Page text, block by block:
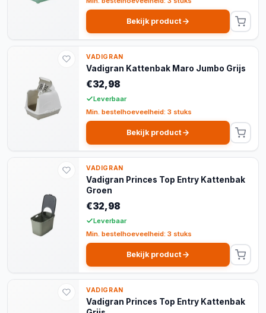
Bekijk product
VADIGRAN
Vadigran Kattenbak Maro Jumbo Grijs
€32,98
Leverbaar
Min. bestelhoeveelheid: 3 stuks
Bekijk product
VADIGRAN
Vadigran Princes Top Entry Kattenbak
Groen
€32,98
Leverbaar
Min. bestelhoeveelheid: 3 stuks
Bekijk product
VADIGRAN
Vadigran Princes Top Entry Kattenbak